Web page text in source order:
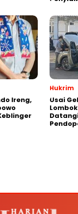
Ireng,
Hukrim
Usai